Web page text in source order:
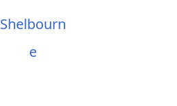
Shelbourn
e